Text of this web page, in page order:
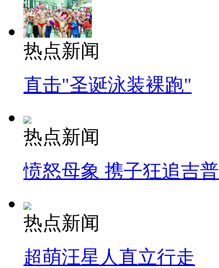
热点新闻
直击"圣诞泳装裸跑"
热点新闻
愤怒母象 携子狂追吉
热点新闻
超萌汪星人直立行走